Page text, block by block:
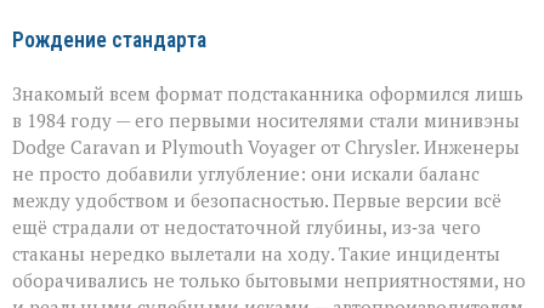
Рождение стандарта
Знакомый всем формат подстаканника оформился лишь
в 1984 году — его первыми носителями стали минивэны
Dodge Caravan и Plymouth Voyager от Chrysler. Инженеры
не просто добавили углубление: они искали баланс
между удобством и безопасностью. Первые версии всё
ещё страдали от недостаточной глубины, из‑за чего
стаканы нередко вылетали на ходу. Такие инциденты
оборачивались не только бытовыми неприятностями, но